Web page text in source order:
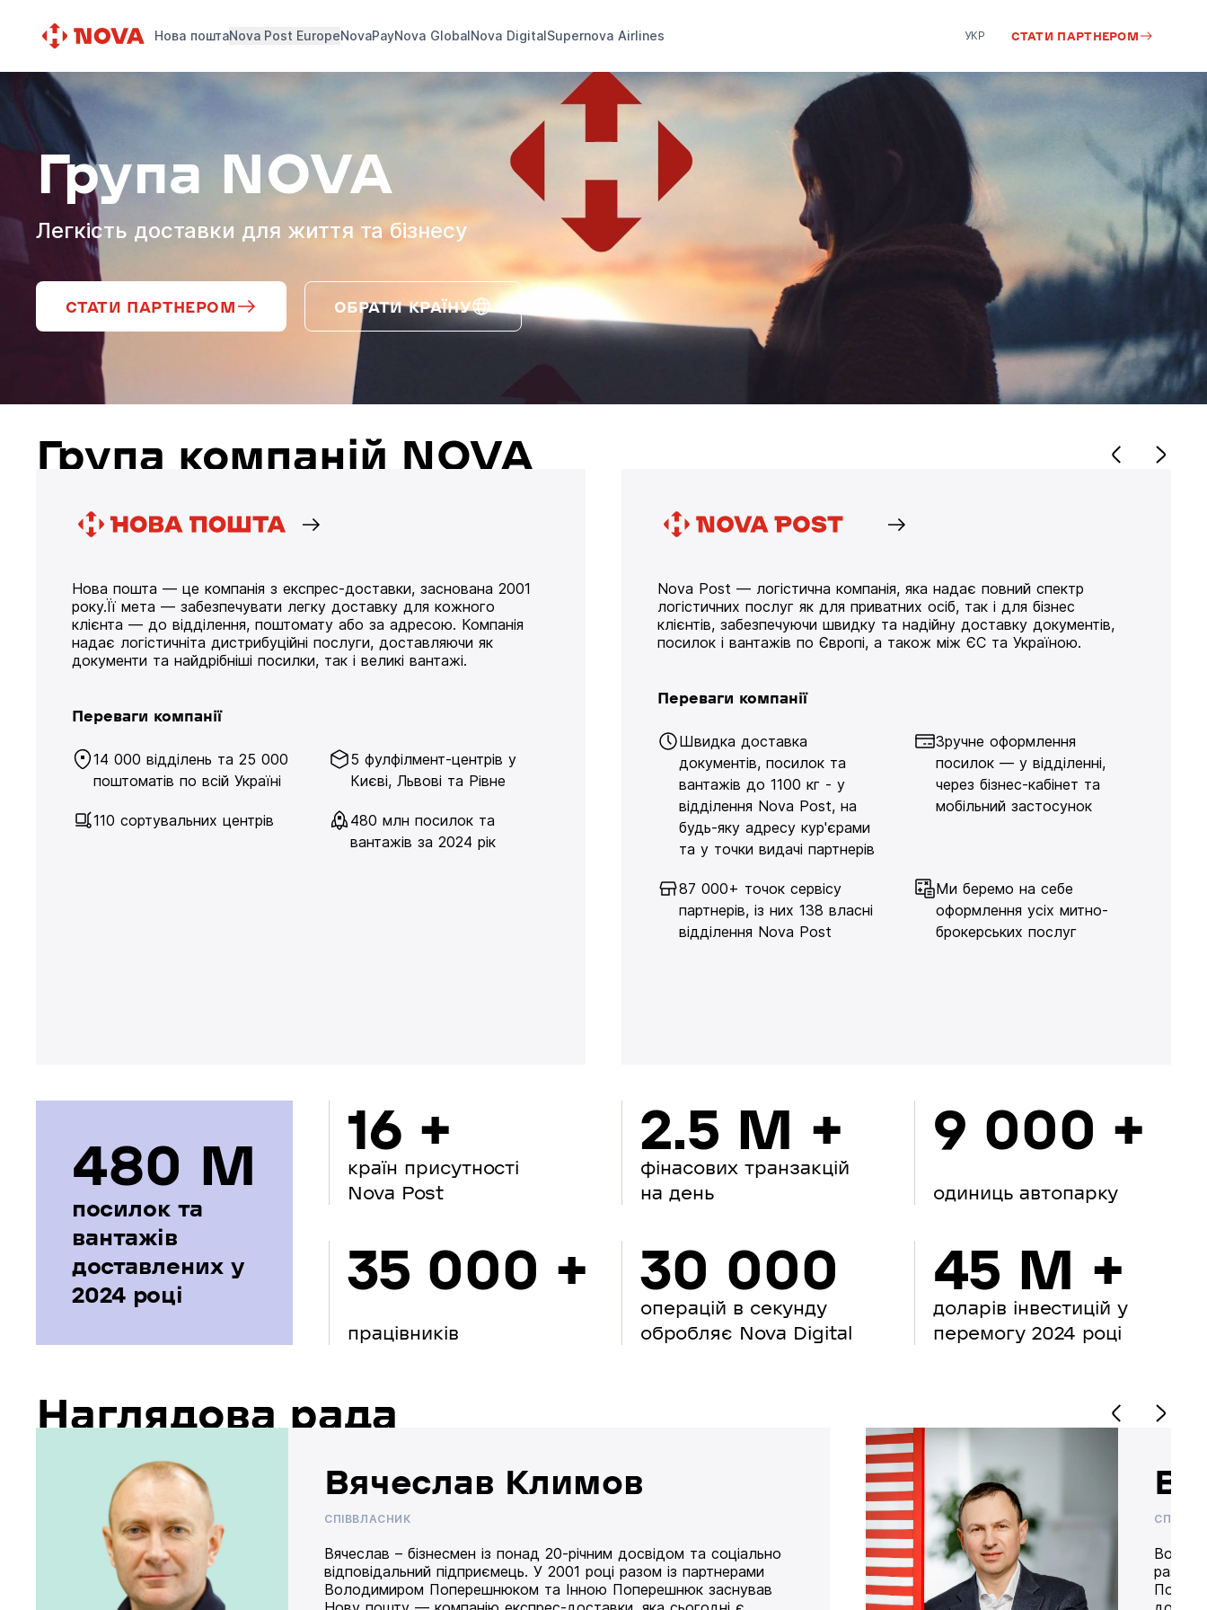
Нова поштаNova Post EuropeNovaPayNova GlobalNova DigitalSupernova Airlines УКР СТАТИ ПАРТНЕРОМ
Група NOVA
Легкість доставки для життя та бізнесу
СТАТИ ПАРТНЕРОМ ОБРАТИ КРАЇНУ
Група компаній NOVA
Нова пошта — це компанія з експрес-доставки, заснована 2001
року.Її мета — забезпечувати легку доставку для кожного
клієнта — до відділення, поштомату або за адресою. Компанія
надає логістичніта дистрибуційні послуги, доставляючи як
документи та найдрібніші посилки, так і великі вантажі.
Переваги компанії
14 000 відділень та 25 000
поштоматів по всій Україні
5 фулфілмент-центрів у
Києві, Львові та Рівне
110 сортувальних центрів
480 млн посилок та
вантажів за 2024 рік
Nova Post — логістична компанія, яка надає повний спектр
логістичних послуг як для приватних осіб, так і для бізнес
клієнтів, забезпечуючи швидку та надійну доставку документів,
посилок і вантажів по Європі, а також між ЄС та Україною.
Переваги компанії
Швидка доставка
документів, посилок та
вантажів до 1100 кг - у
відділення Nova Post, на
будь-яку адресу кур'єрами
та у точки видачі партнерів
Зручне оформлення
посилок — у відділенні,
через бізнес-кабінет та
мобільний застосунок
87 000+ точок сервісу
партнерів, із них 138 власні
відділення Nova Post
Ми беремо на себе
оформлення усіх митно-
брокерських послуг
480 М
посилок та
вантажів
доставлених у
2024 році
16 +
країн присутності
Nova Post
35 000 +
працівників
2.5 M +
фінасових транзакцій
на день
30 000
операцій в секунду
обробляє Nova Digital
9 000 +
одиниць автопарку
45 M +
доларів інвестицій у
перемогу 2024 році
Наглядова рада
Вячеслав Климов
СПІВВЛАСНИК
Вячеслав – бізнесмен із понад 20-річним досвідом та соціально
відповідальний підприємець. У 2001 році разом із партнерами
Володимиром Поперешнюком та Інною Поперешнюк заснував
разом